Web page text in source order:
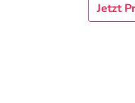
Jetzt